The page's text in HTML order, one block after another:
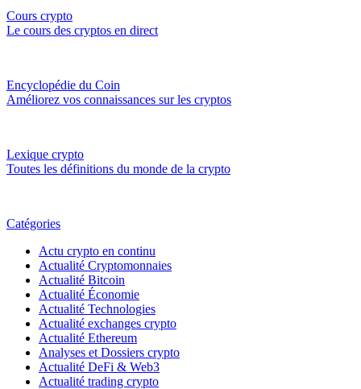
Cours crypto
Le cours des cryptos en direct
Encyclopédie du Coin
Améliorez vos connaissances sur les cryptos
Lexique crypto
Toutes les définitions du monde de la crypto
Catégories
Actu crypto en continu
Actualité Cryptomonnaies
Actualité Bitcoin
Actualité Économie
Actualité Technologies
Actualité exchanges crypto
Actualité Ethereum
Analyses et Dossiers crypto
Actualité DeFi & Web3
Actualité trading crypto